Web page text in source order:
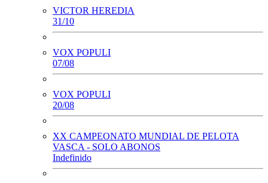
VICTOR HEREDIA
31/10
VOX POPULI
07/08
VOX POPULI
20/08
XX CAMPEONATO MUNDIAL DE PELOTA
VASCA - SOLO ABONOS
Indefinido